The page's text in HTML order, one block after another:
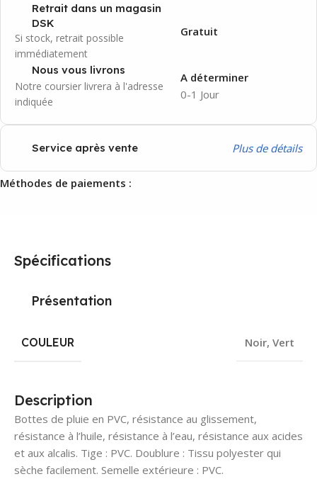
Retrait dans un magasin
DSK
Si stock, retrait possible
immédiatement
Gratuit
Nous vous livrons
Notre coursier livrera à l'adresse
indiquée
0-1 Jour
A déterminer
Service après vente Plus de détails
Méthodes de paiements :
Description
Bottes de pluie en PVC, résistance au glissement,
résistance à l’huile, résistance à l’eau, résistance aux acides
et aux alcalis. Tige : PVC. Doublure : Tissu polyester qui
sèche facilement. Semelle extérieure : PVC.
Spécifications
Présentation
COULEUR Noir, Vert